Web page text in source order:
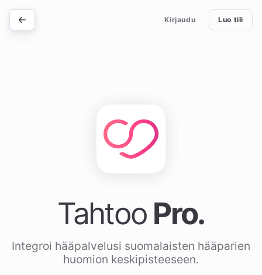
Kirjaudu Luo tili
Tahtoo Pro.
Integroi hääpalvelusi suomalaisten hääparien
huomion keskipisteeseen.